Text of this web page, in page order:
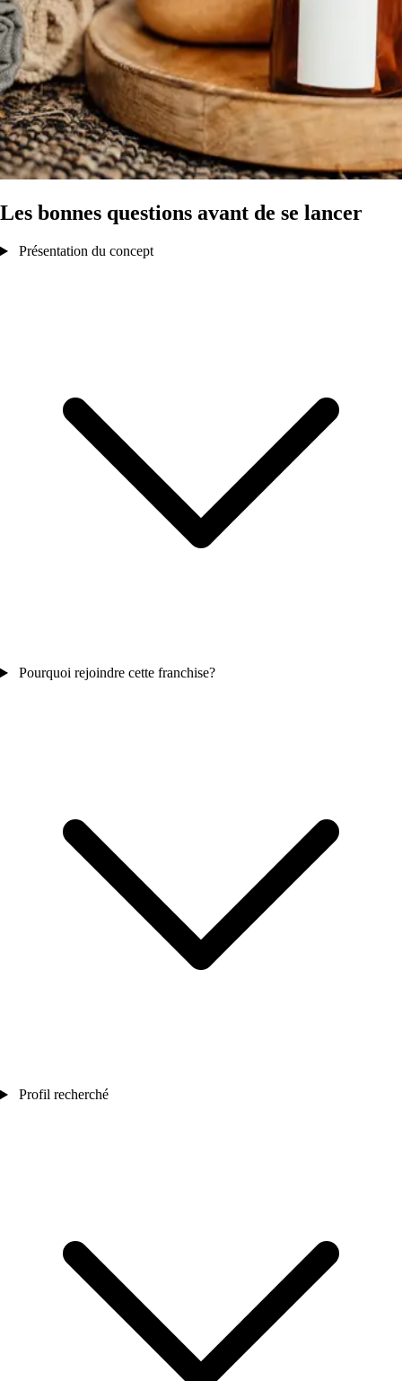
Les bonnes questions avant de se lancer
Présentation du concept
Pourquoi rejoindre cette franchise?
Profil recherché